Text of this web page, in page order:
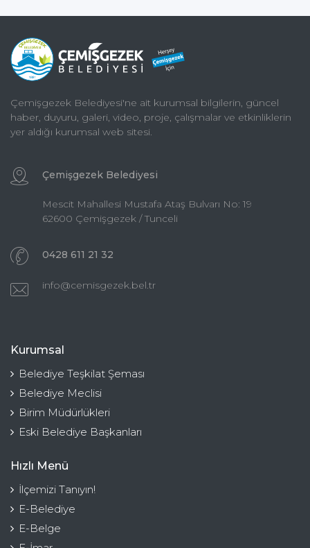
Çemişgezek Belediyesi'ne ait kurumsal bilgilerin, güncel
haber, duyuru, galeri, video, proje, çalışmalar ve etkinliklerin
yer aldığı kurumsal web sitesi.
Çemişgezek Belediyesi
Mescit Mahallesi Mustafa Ataş Bulvarı No: 19
62600 Çemişgezek / Tunceli
0428 611 21 32
info@cemisgezek.bel.tr
Kurumsal
Belediye Teşkilat Şeması
Belediye Meclisi
Birim Müdürlükleri
Eski Belediye Başkanları
Hızlı Menü
İlçemizi Tanıyın!
E-Belediye
E-Belge